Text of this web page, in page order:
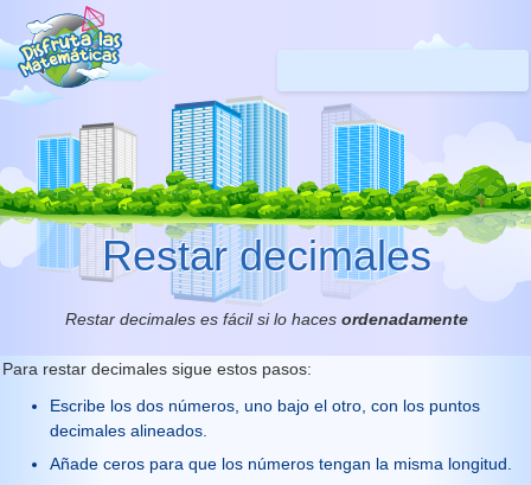
Restar decimales
Restar decimales es fácil si lo haces ordenadamente
Para restar decimales sigue estos pasos:
Escribe los dos números, uno bajo el otro, con los puntos
decimales alineados.
Añade ceros para que los números tengan la misma longitud.